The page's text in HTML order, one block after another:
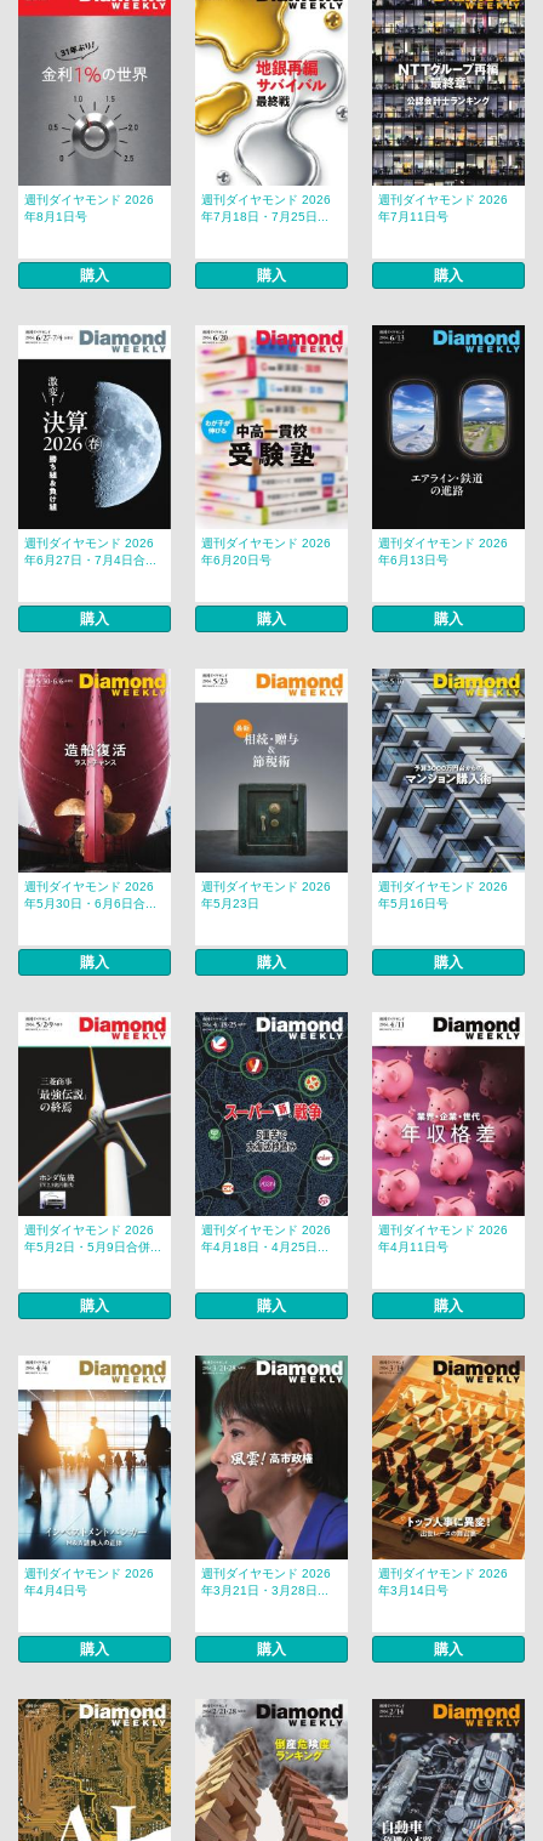
週刊ダイヤモンド 2026
年8月1日号
購入
週刊ダイヤモンド 2026
年7月18日・7月25日...
購入
週刊ダイヤモンド 2026
年7月11日号
購入
週刊ダイヤモンド 2026
年6月27日・7月4日合...
購入
週刊ダイヤモンド 2026
年6月20日号
購入
週刊ダイヤモンド 2026
年6月13日号
購入
週刊ダイヤモンド 2026
年5月30日・6月6日合...
購入
週刊ダイヤモンド 2026
年5月23日
購入
週刊ダイヤモンド 2026
年5月16日号
購入
週刊ダイヤモンド 2026
年5月2日・5月9日合併...
購入
週刊ダイヤモンド 2026
年4月18日・4月25日...
購入
週刊ダイヤモンド 2026
年4月11日号
購入
週刊ダイヤモンド 2026
年4月4日号
購入
週刊ダイヤモンド 2026
年3月21日・3月28日...
購入
週刊ダイヤモンド 2026
年3月14日号
購入